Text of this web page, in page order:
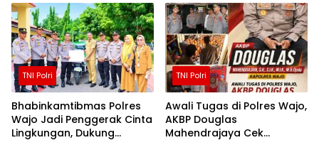
Personel
TNI Polri
Bhabinkamtibmas Polres
Wajo Jadi Penggerak Cinta
Lingkungan, Dukung
TNI Polri
Awali Tugas di Polres Wajo,
AKBP Douglas
Mahendrajaya Cek